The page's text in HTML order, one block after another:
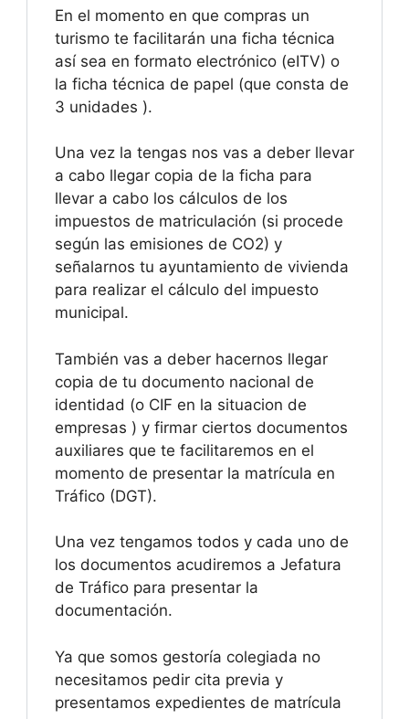
En el momento en que compras un
turismo te facilitarán una ficha técnica
así sea en formato electrónico (eITV) o
la ficha técnica de papel (que consta de
3 unidades ).
Una vez la tengas nos vas a deber llevar
a cabo llegar copia de la ficha para
llevar a cabo los cálculos de los
impuestos de matriculación (si procede
según las emisiones de CO2) y
señalarnos tu ayuntamiento de vivienda
para realizar el cálculo del impuesto
municipal.
También vas a deber hacernos llegar
copia de tu documento nacional de
identidad (o CIF en la situacion de
empresas ) y firmar ciertos documentos
auxiliares que te facilitaremos en el
momento de presentar la matrícula en
Tráfico (DGT).
Una vez tengamos todos y cada uno de
los documentos acudiremos a Jefatura
de Tráfico para presentar la
documentación.
Ya que somos gestoría colegiada no
necesitamos pedir cita previa y
presentamos expedientes de matrícula